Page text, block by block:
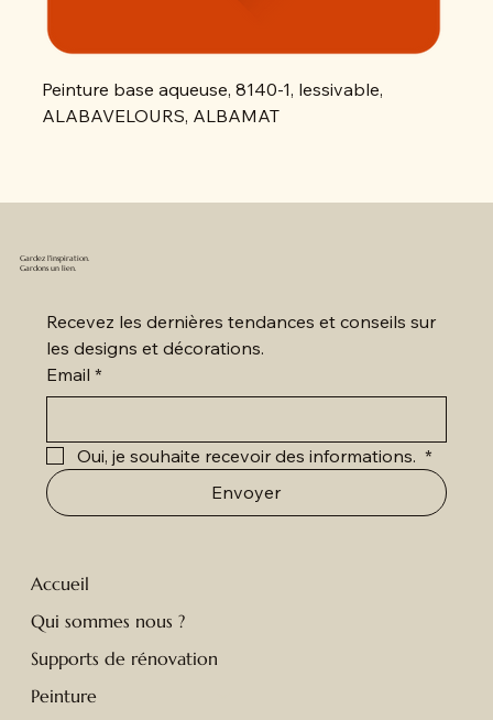
Peinture base aqueuse, 8140-1, lessivable,
ALABAVELOURS, ALBAMAT
Accueil
Qui sommes nous ?
Supports de rénovation
Peinture
Gardez l'inspiration.
Gardons un lien.
Recevez les dernières tendances et conseils sur
les designs et décorations.
Email *
Oui, je souhaite recevoir des informations. *
Envoyer